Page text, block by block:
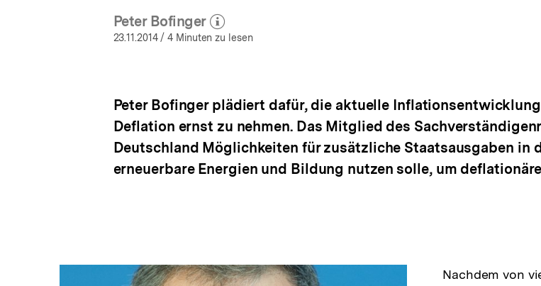
Peter Bofinger
(Mehr zum Autor)
öffnen
23.11.2014/ 4 Minuten zu lesen
Peter Bofinger plädiert dafür, die aktuelle
Deflation ernst zu nehmen. Das Mitglied des
Deutschland Möglichkeiten für zusätzliche Staatsausgaben in
erneuerbare Energien und Bildung nutzen solle, um
Nachdem von